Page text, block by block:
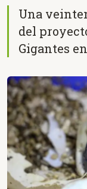
Una
del
Gigantes